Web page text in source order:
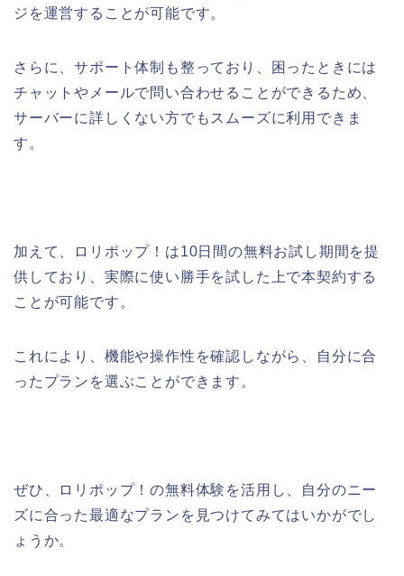
ジを運営することが可能です。
さらに、サポート体制も整っており、困ったときには
チャットやメールで問い合わせることができるため、
サーバーに詳しくない方でもスムーズに利用できま
す。
加えて、ロリポップ！は10日間の無料お試し期間を提
供しており、実際に使い勝手を試した上で本契約する
ことが可能です。
これにより、機能や操作性を確認しながら、自分に合
ったプランを選ぶことができます。
ぜひ、ロリポップ！の無料体験を活用し、自分のニー
ズに合った最適なプランを見つけてみてはいかがでし
ょうか。